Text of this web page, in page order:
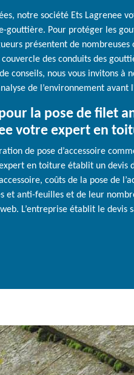
notre société Ets Lagrenee
gouttière. Pour protéger les
présentent de nombreuses
des conduits des
conseils, nous vous invitons à
de l’environnement avant
la pose de filet
votre expert en
de pose d’accessoire
en toiture établit un devis
coûts de la pose de
et anti-feuilles et de leur
L’entreprise établit le devis